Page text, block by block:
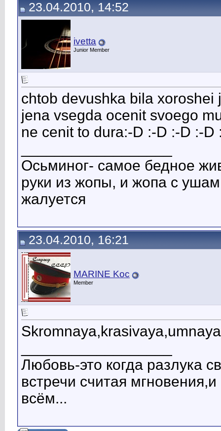
23.04.2010, 14:52
ivetta
Junior Member
chtob devushka bila
jena vsegda ocenit svoego
ne cenit to dura:-D :-D :-D :-D
Осьминог- самое бедное
руки из жопы, и жопа с
жалуется
23.04.2010, 16:21
MARINE Koc
Member
Любовь-это когда разлука
встречи считая
всём...